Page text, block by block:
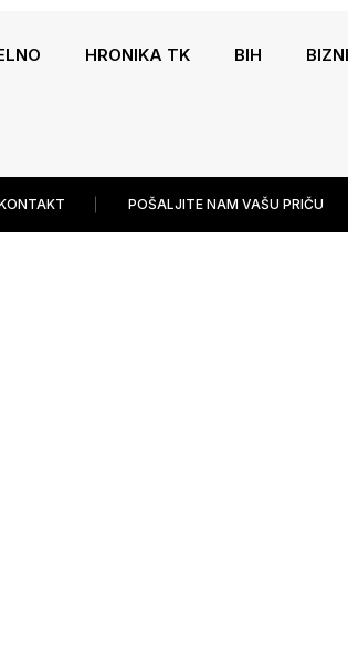
HRONIKA TK BIH
POŠALJITE NAM VAŠU PRIČU